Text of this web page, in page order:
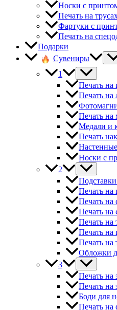
Носки с
Печать на
Фартуки с
Печать на
Подарки
Сувениры
1
Печать на
Печать на
Печать на
Медали и
Печать
Носки с
2
Печать на
Печать на
Печать на
Печать на
Печать на
Печать на
Обложки
3
Печать на
Печать на
Боди для
Печать на